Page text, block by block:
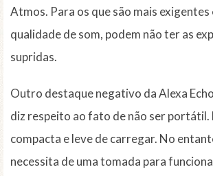
Atmos. Para os que são mais exigentes
qualidade de som, podem não ter as
supridas.
Outro destaque negativo da Alexa
diz respeito ao fato de não ser portátil.
compacta e leve de carregar. No
necessita de uma tomada para